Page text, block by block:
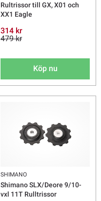
Rultrissor till GX, X01 och
XX1 Eagle
314 kr
479 kr
Köp nu
SHIMANO
Shimano SLX/Deore 9/10-
vxl 11T Rulltrissor